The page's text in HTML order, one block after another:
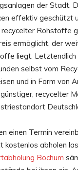
der Stadt.
effektiv geschützt
Rohstoffe
ermöglicht, der
liegt.
selbst vom
und in Form von
recycelter
einen Termin
kostenlos abholen
Bochum